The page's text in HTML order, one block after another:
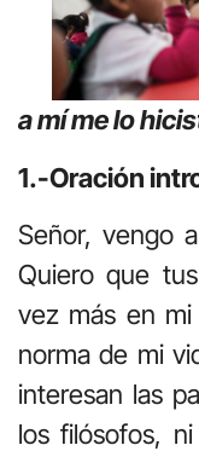
a mí me lo
1.-Oración
Señor, vengo
Quiero que
vez más en
norma de mi
interesan las
los filósofos,